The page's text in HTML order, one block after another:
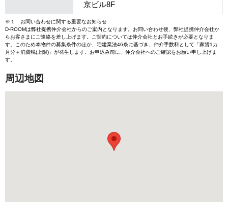
京ビル8F
※１ お問い合わせに関する重要なお知らせ
D-ROOMは弊社提携仲介会社からのご案内となります。お問い合わせ後、弊社提携仲介会社か
らお客さまにご連絡を差し上げます。ご契約については仲介会社とお手続きが必要となりま
す。このため本物件の募集条件のほか、宅建業法46条に基づき、仲介手数料として「家賃1カ
月分＋消費税(上限)」が発生します。お申込み前に、仲介会社へのご確認をお願い申し上げま
す。
周辺地図